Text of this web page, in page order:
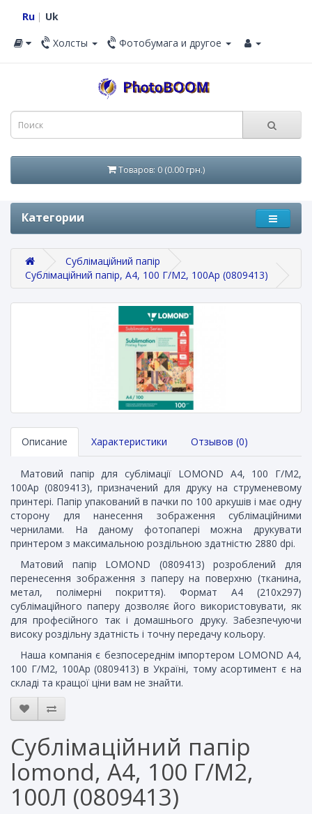
Ru
Uk
Холсты
Фотобумага и другое
Товаров: 0 (0.00 грн.)
Категории
Сублімаційний папір
Сублімаційний папір, A4, 100 Г/М2, 100Ар (0809413)
Описание Характеристики Отзывов (0)
Матовий папір для сублімації LOMOND A4, 100 Г/М2,
100Ар (0809413), призначений для друку на струменевому
принтері. Папір упакований в пачки по 100 аркушів і має одну
сторону для нанесення зображення сублімаційними
чернилами. На даному фотопапері можна друкувати
принтером з максимальною роздільною здатністю 2880 dpi.
Матовий папір LOMOND (0809413) розроблений для
перенесення зображення з паперу на поверхню (тканина,
метал, полімерні покриття). Формат А4 (210x297)
сублімаційного паперу дозволяє його використовувати, як
для професійного так і домашнього друку. Забезпечуючи
високу роздільну здатність і точну передачу кольору.
Наша компанія є безпосереднім імпортером LOMOND A4,
100 Г/М2, 100Ар (0809413) в Україні, тому асортимент є на
складі та кращої ціни вам не знайти.
Сублімаційний папір
lomond, A4, 100 Г/М2,
100Л (0809413)